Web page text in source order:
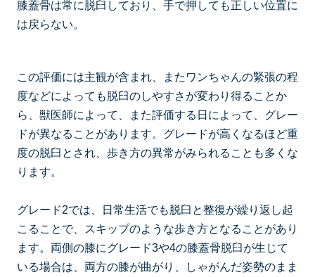
膝蓋骨は常に脱臼しており、手で押しても正しい位置に
は戻らない。
この評価には主観が含まれ、またワンちゃんの緊張の程
度などによっても脱臼のしやすさが変わり得ることか
ら、獣医師によって、また評価する日によって、グレー
ドが異なることがあります。グレードが高くなるほど重
度の脱臼とされ、歩き方の異常がみられることも多くな
ります。
グレード2では、日常生活でも脱臼と整復が繰り返し起
こることで、スキップのような歩き方となることがあり
ます。両側の膝にグレード3や4の膝蓋骨脱臼が生じて
いる場合は、両方の膝が曲がり、しゃがんだ姿勢のまま